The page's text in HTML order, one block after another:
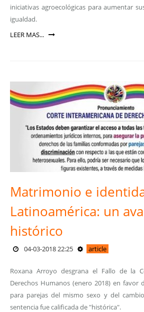
iniciativas agroecológicas para aumentar
igualdad.
LEER MAS...
Matrimonio e
Latinoamérica: un
histórico
04-03-2018 22:25 article
Roxana Arroyo desgrana el Fallo de la
Derechos Humanos (enero 2018) en favor
para parejas del mismo sexo y del
sentencia fue calificada de "histórica".